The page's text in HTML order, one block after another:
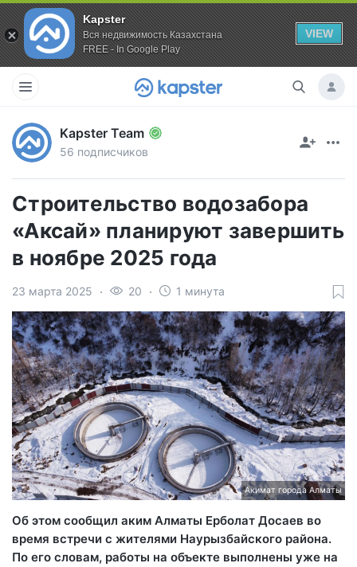
Kapster
Вся недвижимость Казахстана
FREE - In Google Play
VIEW
Kapster Team
56 подписчиков
Строительство водозабора
«Аксай» планируют завершить
в ноябре 2025 года
23 марта 2025 20 1 минута
Акимат города Алматы
Об этом сообщил аким Алматы Ерболат Досаев во
время встречи с жителями Наурызбайского района.
По его словам, работы на объекте выполнены уже на